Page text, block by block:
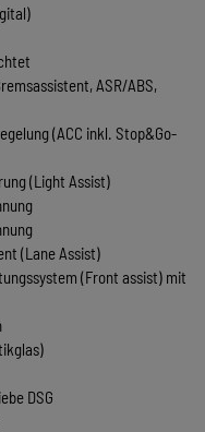
ASR/ABS,
(ACC inkl. Stop&Go-
(Light Assist)
(Lane Assist)
(Front assist) mit
DSG